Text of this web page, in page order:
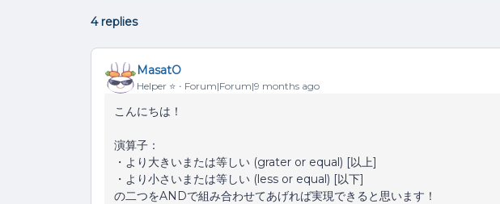
4 replies
MasatO
Helper ⭐️ Forum|Forum|9 months ago
こんにちは！
演算子：
・より大きいまたは等しい (grater or equal) [以上]
・より小さいまたは等しい (less or equal) [以下]
の二つをANDで組み合わせてあげれば実現できると思います！